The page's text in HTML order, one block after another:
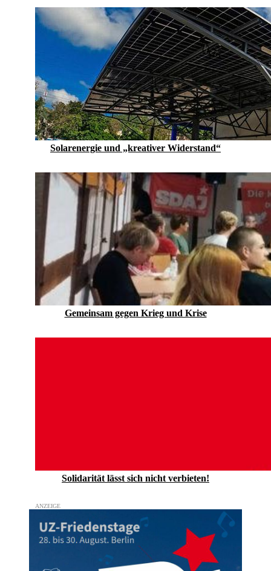
Solarenergie und „kreativer Widerstand“
Gemeinsam gegen Krieg und Krise
Solidarität lässt sich nicht verbieten!